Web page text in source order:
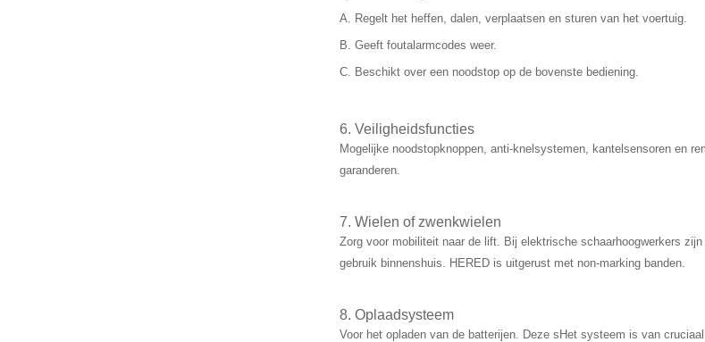
A. Regelt het heffen, dalen, verplaatsen en sturen van het voertuig.
B. Geeft foutalarmcodes weer.
C. Beschikt over een noodstop op de bovenste bediening.
6. Veiligheidsfuncties
Mogelijke noodstopknoppen, anti-knelsystemen, kantelsensoren en
garanderen.
7. Wielen of zwenkwielen
Zorg voor mobiliteit naar de lift. Bij elektrische schaarhoogwerkers
gebruik binnenshuis. HERED is uitgerust met non-marking banden.
8. Oplaadsysteem
Voor het opladen van de batterijen. Deze sHet systeem is van